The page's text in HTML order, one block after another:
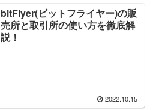
bitFlyer(ビットフライヤー)の販
売所と取引所の使い方を徹底解
説！
2022.10.15